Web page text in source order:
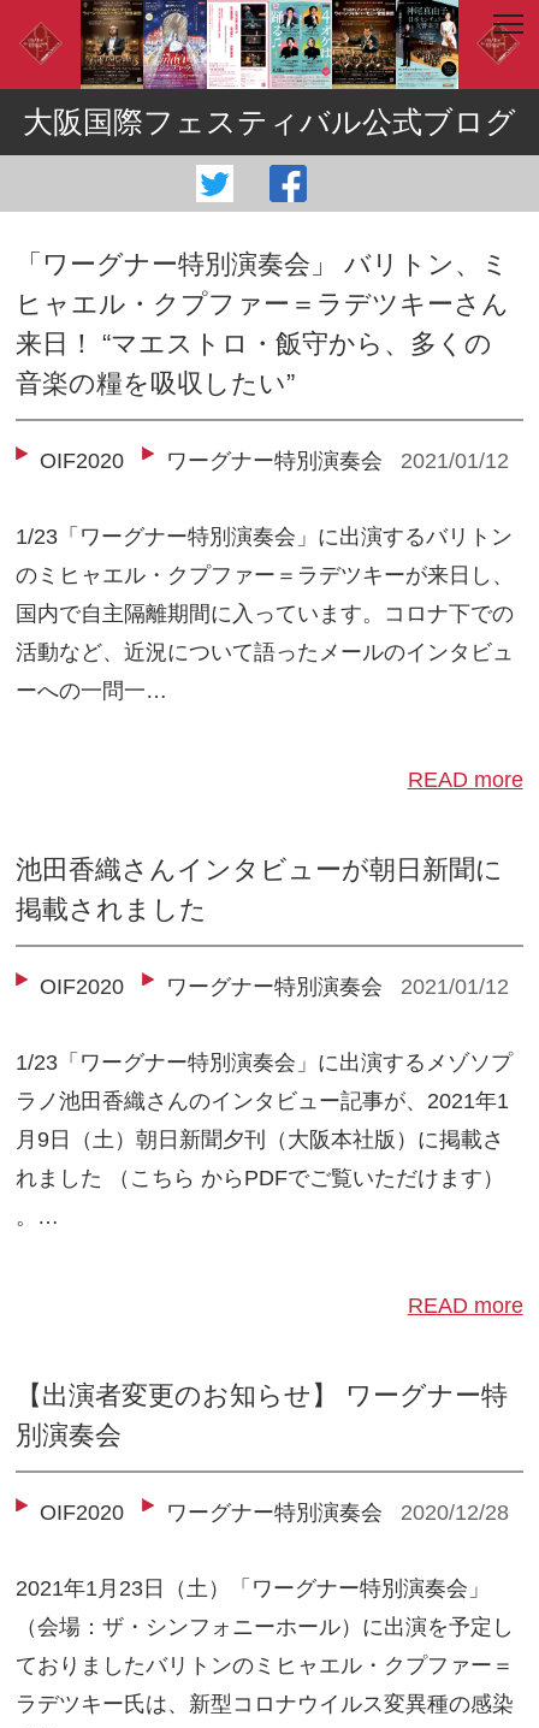
大阪国際フェスティバル公式ブログ
「ワーグナー特別演奏会」 バリトン、ミ
ヒャエル・クプファー＝ラデツキーさん
来日！ “マエストロ・飯守から、多くの
音楽の糧を吸収したい”
OIF2020 ワーグナー特別演奏会 2021/01/12
1/23「ワーグナー特別演奏会」に出演するバリトン
のミヒャエル・クプファー＝ラデツキーが来日し、
国内で自主隔離期間に入っています。コロナ下での
活動など、近況について語ったメールのインタビュ
ーへの一問一…
READ more
池田香織さんインタビューが朝日新聞に
掲載されました
OIF2020 ワーグナー特別演奏会 2021/01/12
1/23「ワーグナー特別演奏会」に出演するメゾソプ
ラノ池田香織さんのインタビュー記事が、2021年1
月9日（土）朝日新聞夕刊（大阪本社版）に掲載さ
れました （こちら からPDFでご覧いただけます）
。…
READ more
【出演者変更のお知らせ】 ワーグナー特
別演奏会
OIF2020 ワーグナー特別演奏会 2020/12/28
2021年1月23日（土）「ワーグナー特別演奏会」
（会場：ザ・シンフォニーホール）に出演を予定し
ておりましたバリトンのミヒャエル・クプファー＝
ラデツキー氏は、新型コロナウイルス変異種の感染